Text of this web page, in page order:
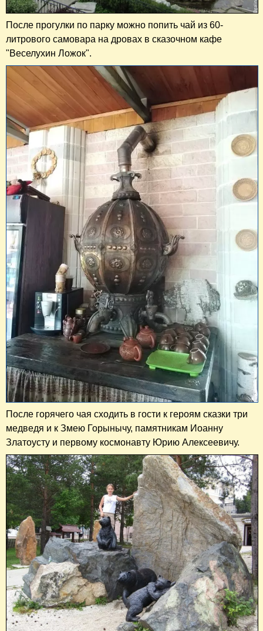
После прогулки по парку можно попить чай из 60-
литрового самовара на дровах в сказочном кафе
"Веселухин Ложок".
После горячего чая сходить в гости к героям сказки три
медведя и к Змею Горынычу, памятникам Иоанну
Златоусту и первому космонавту Юрию Алексеевичу.